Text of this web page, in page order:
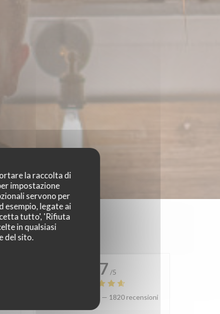
la raccolta di
impostazione
servono per
esempio, legate ai
tutto', 'Rifiuta
in qualsiasi
del sito.
4.7 /5
Valutazione media — 1820 recensioni